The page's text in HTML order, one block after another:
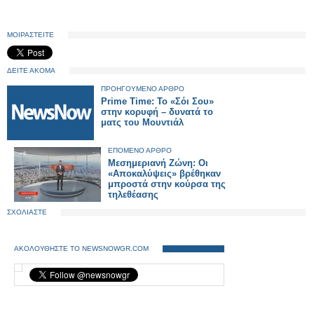
ΜΟΙΡΑΣΤΕΙΤΕ
ΔΕΙΤΕ ΑΚΟΜΑ
ΠΡΟΗΓΟΥΜΕΝΟ ΑΡΘΡΟ
Prime Time: Το «Σόι Σου»
στην κορυφή – δυνατά τo
ματς του Μουντιάλ
ΕΠΟΜΕΝΟ ΑΡΘΡΟ
Μεσημεριανή Ζώνη: Οι
«Αποκαλύψεις» βρέθηκαν
μπροστά στην κούρσα της
τηλεθέασης
ΣΧΟΛΙΑΣΤΕ
ΑΚΟΛΟΥΘΗΣΤΕ ΤΟ NEWSNOWGR.COM